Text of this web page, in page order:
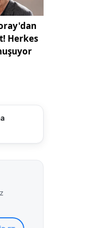
AK Parti
yaptın,